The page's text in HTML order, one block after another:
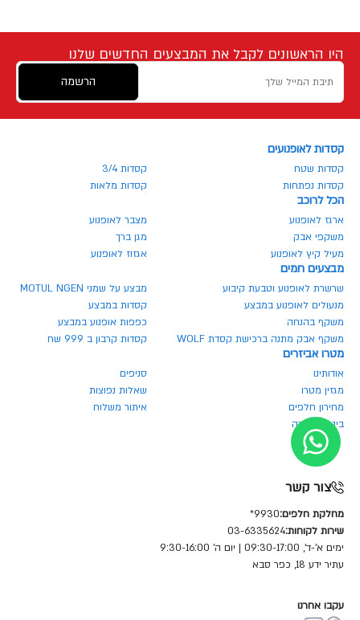
היו הראשונים לקבל את המבצעים החדשים שלנו
הרשמה
קסדות לאופנועים
קסדות שטח
קסדות 3/4
קסדות נפתחות
קסדות מלאות
הכל לרוכב
ארגז לאופנוע
מצבר לאופנוע
משקפי אבק
מגן ברך
מעיל קיץ לאופנוע
אגזוז לאופנוע
מבצעים חמים
שרשרת לאופנוע וטבעת קיבוע
מבצע על שמני MOTUL NGEN
מנעולים לאופנוע במבצע
קסדות במבצע
משקף בהנחה
כפפות אופנוע במבצע
משקף אבק מתנה ברכישת קסדת WOLF
קסדות קרבון ב 999 שח
מטרו אביזרים
אודותינו
סניפים
מגזין מטרו
שאלות נפוצות
מחירון חלפים
איתור משלוח
ביטול הזמנה
צור קשר
מחלקת חלפים:9930*
שירות לקוחות:03-6335624
ימים א'-ד', 09:30-17:00 | יום ה' 9:30-16:00
עתיר ידע 18, כפר סבא
עקבו אחרנו